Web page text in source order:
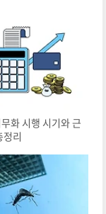
화 시행 시기와 근
정리